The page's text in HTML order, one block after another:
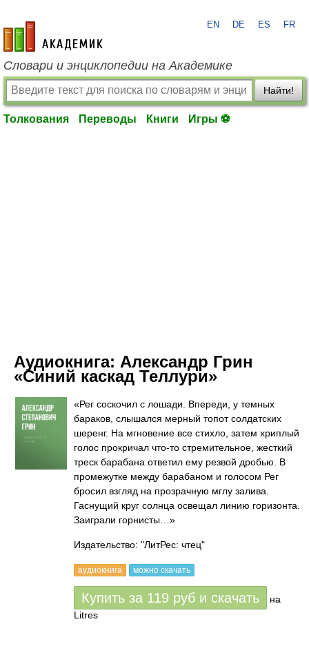
academic.ru
EN DE ES FR
Словари и энциклопедии на Академике
Найти!
Толкования Переводы Книги Игры ⚽
Аудиокнига: Александр Грин
«Синий каскад Теллури»
«Рег соскочил с лошади. Впереди, у темных
бараков, слышался мерный топот солдатских
шеренг. На мгновение все стихло, затем хриплый
голос прокричал что-то стремительное, жесткий
треск барабана ответил ему резвой дробью. В
промежутке между барабаном и голосом Рег
бросил взгляд на прозрачную мглу залива.
Гаснущий круг солнца освещал линию горизонта.
Заиграли горнисты…»
Издательство: "ЛитРес: чтец"
аудиокнига можно скачать
Купить за 119 руб и скачать
на
Litres